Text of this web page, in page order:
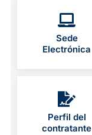
Sede
Electrónica
Perfil del
contratante